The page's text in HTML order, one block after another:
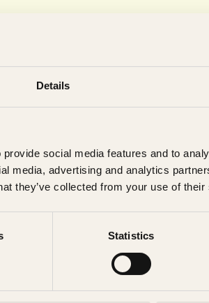
Details
social media features and to
media, advertising and analytics
they’ve collected from your use of
Statistics
Lunde
(f. 1980) kommer fra Oslo.